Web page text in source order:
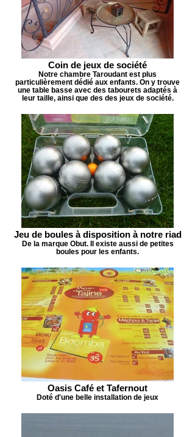
Coin de jeux de société
Notre chambre Taroudant est plus
particulièrement dédié aux enfants. On y trouve
une table basse avec des tabourets adaptés à
leur taille, ainsi que des des jeux de société.
Jeu de boules à disposition à notre riad
De la marque Obut. Il existe aussi de petites
boules pour les enfants.
Oasis Café et Tafernout
Doté d'une belle installation de jeux